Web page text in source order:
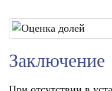
Заключение